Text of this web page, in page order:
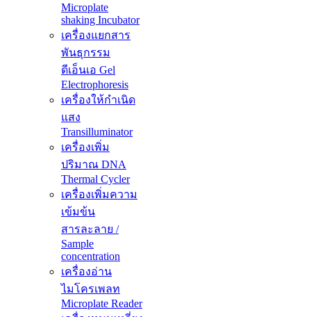
Microplate
shaking Incubator
เครื่องแยกสาร
พันธุกรรม
ดีเอ็นเอ Gel
Electrophoresis
เครื่องให้กำเนิด
แสง
Transilluminator
เครื่องเพิ่ม
ปริมาณ DNA
Thermal Cycler
เครื่องเพิ่มความ
เข้มข้น
สารละลาย /
Sample
concentration
เครื่องอ่าน
ไมโครเพลท
Microplate Reader